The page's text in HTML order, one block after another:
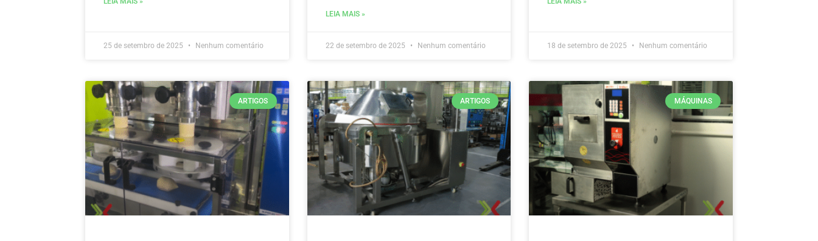
25 de setembro de 2025 Nenhum comentário
LEIA MAIS »
22 de setembro de 2025 Nenhum comentário 18 de setembro de 2025 Nenhum comentário
ARTIGOS ARTIGOS MÁQUINAS